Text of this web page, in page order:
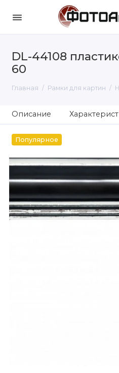
DL-44108
60
Главная Рамки для картин
Описание
Популярное